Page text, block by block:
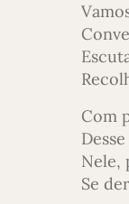
Com
Nele,
Se